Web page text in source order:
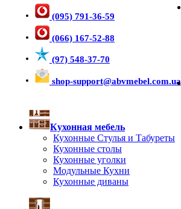
(095) 791-36-59
(066) 167-52-88
(97) 548-37-70
shop-support@abvmebel.com.ua
Кухонная мебель
Кухонные Стулья и Табуреты
Кухонные столы
Кухонные уголки
Модульные Кухни
Кухонные диваны